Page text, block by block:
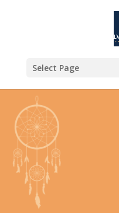
Select Page